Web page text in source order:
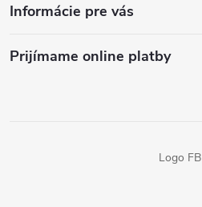
Informácie pre vás
Prijímame online platby
Logo FB